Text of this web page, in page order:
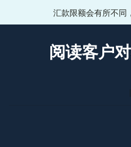
汇款限额会有所不同
阅读客户